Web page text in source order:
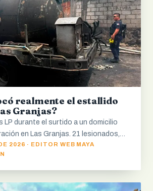
realmente el estallido
Granjas?
LP durante el surtido a un domicilio
en Las Granjas. 21 lesionados,…
2026 · EDITOR WEB MAYA